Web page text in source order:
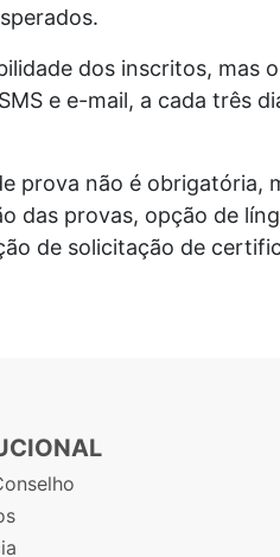
dos inscritos, mas
e e-mail, a cada três
prova não é
das provas, opção de
de solicitação de